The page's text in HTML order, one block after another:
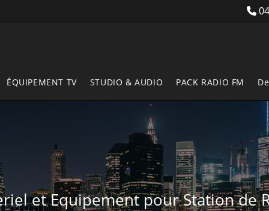
ÉQUIPEMENT TV STUDIO & AUDIO PACK RADIO FM
et Equipement pour Station de